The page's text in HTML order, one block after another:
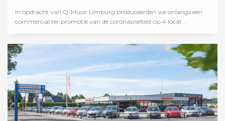
In opdracht van Q-Music Limburg produceerden we onlangs een
commercial ter promotie van de coronasneltest op 4 locat...